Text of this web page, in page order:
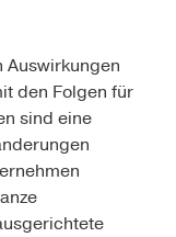
Auswirkungen
den Folgen für
sind eine